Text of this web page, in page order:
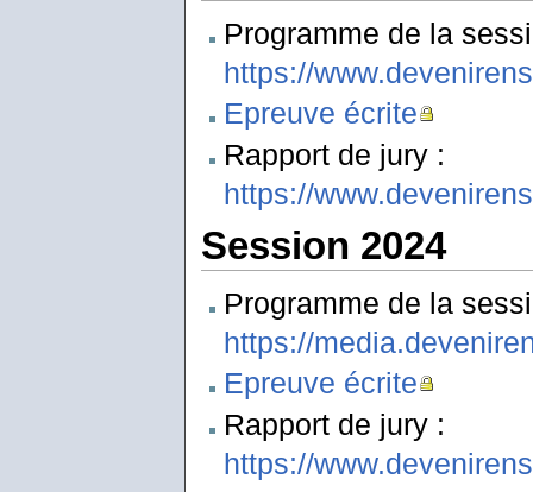
Programme de la
https://
Epreuve écrite
Rapport de jury :
https://
Session 2024
Programme de la
https://
Epreuve écrite
Rapport de jury :
https://